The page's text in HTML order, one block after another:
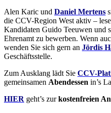
Alen Karic und Daniel Mertens
die CCV-Region West aktiv –
Kandidaten Guido Teeuwen und
Ehrenamt zu bewerben. Wenn
wenden Sie sich gern an Jördis
Geschäftsstelle.
Zum Ausklang lädt Sie CCV-
gemeinsamen Abendessen in’s
HIER geht’s zurkostenfreien